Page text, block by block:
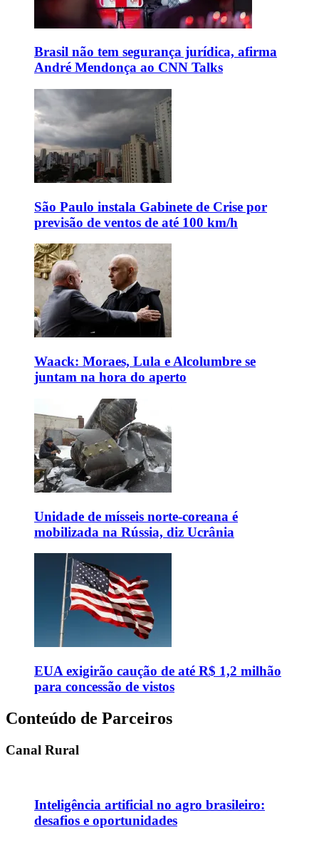
Brasil não tem segurança jurídica, afirma
André Mendonça ao CNN Talks
São Paulo instala Gabinete de Crise por
previsão de ventos de até 100 km/h
Waack: Moraes, Lula e Alcolumbre se
juntam na hora do aperto
Unidade de mísseis norte-coreana é
mobilizada na Rússia, diz Ucrânia
EUA exigirão caução de até R$ 1,2 milhão
para concessão de vistos
Conteúdo de Parceiros
Canal Rural
Inteligência artificial no agro brasileiro:
desafios e oportunidades